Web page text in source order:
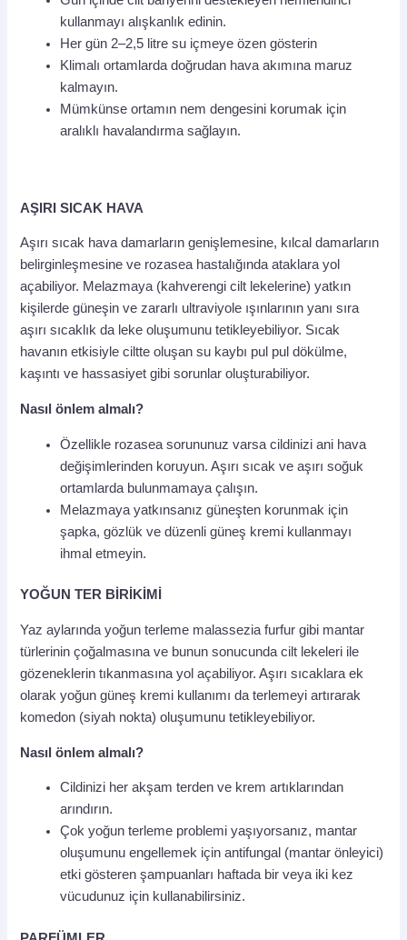
kullanmayı alışkanlık edinin.
Her gün 2–2,5 litre su içmeye özen gösterin
Klimalı ortamlarda doğrudan hava akımına maruz
kalmayın.
Mümkünse ortamın nem dengesini korumak için
aralıklı havalandırma sağlayın.
AŞIRI SICAK HAVA
Aşırı sıcak hava damarların genişlemesine, kılcal damarların
belirginleşmesine ve rozasea hastalığında ataklara yol
açabiliyor. Melazmaya (kahverengi cilt lekelerine) yatkın
kişilerde güneşin ve zararlı ultraviyole ışınlarının yanı sıra
aşırı sıcaklık da leke oluşumunu tetikleyebiliyor. Sıcak
havanın etkisiyle ciltte oluşan su kaybı pul pul dökülme,
kaşıntı ve hassasiyet gibi sorunlar oluşturabiliyor.
Nasıl önlem almalı?
Özellikle rozasea sorununuz varsa cildinizi ani hava
değişimlerinden koruyun. Aşırı sıcak ve aşırı soğuk
ortamlarda bulunmamaya çalışın.
Melazmaya yatkınsanız güneşten korunmak için
şapka, gözlük ve düzenli güneş kremi kullanmayı
ihmal etmeyin.
YOĞUN TER BİRİKİMİ
Yaz aylarında yoğun terleme malassezia furfur gibi mantar
türlerinin çoğalmasına ve bunun sonucunda cilt lekeleri ile
gözeneklerin tıkanmasına yol açabiliyor. Aşırı sıcaklara ek
olarak yoğun güneş kremi kullanımı da terlemeyi artırarak
komedon (siyah nokta) oluşumunu tetikleyebiliyor.
Nasıl önlem almalı?
Cildinizi her akşam terden ve krem artıklarından
arındırın.
Çok yoğun terleme problemi yaşıyorsanız, mantar
oluşumunu engellemek için antifungal (mantar önleyici)
etki gösteren şampuanları haftada bir veya iki kez
vücudunuz için kullanabilirsiniz.